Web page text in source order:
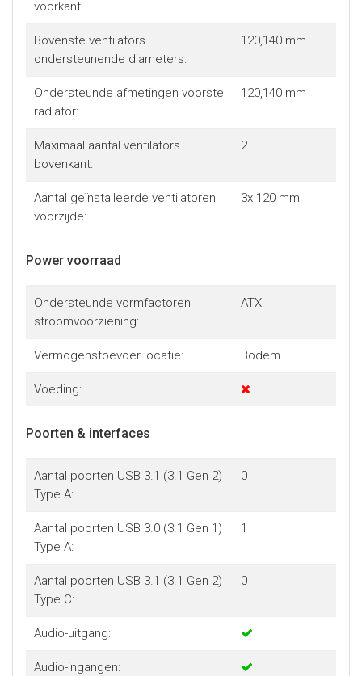
voorkant:
Bovenste ventilators
ondersteunende diameters:
120,140 mm
Ondersteunde afmetingen voorste
radiator:
120,140 mm
Maximaal aantal ventilators
bovenkant:
2
Aantal geïnstalleerde ventilatoren
voorzijde:
3x 120 mm
Power voorraad
Ondersteunde vormfactoren
stroomvoorziening:
ATX
Vermogenstoevoer locatie: Bodem
Voeding:
Poorten & interfaces
Aantal poorten USB 3.1 (3.1 Gen 2)
Type A:
0
Aantal poorten USB 3.0 (3.1 Gen 1)
Type A:
1
Aantal poorten USB 3.1 (3.1 Gen 2)
Type C:
0
Audio-uitgang:
Audio-ingangen: